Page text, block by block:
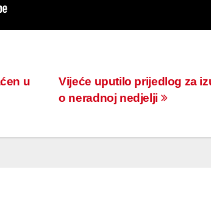
Vijeće uputilo prijedlog za
o neradnoj nedjelji
u